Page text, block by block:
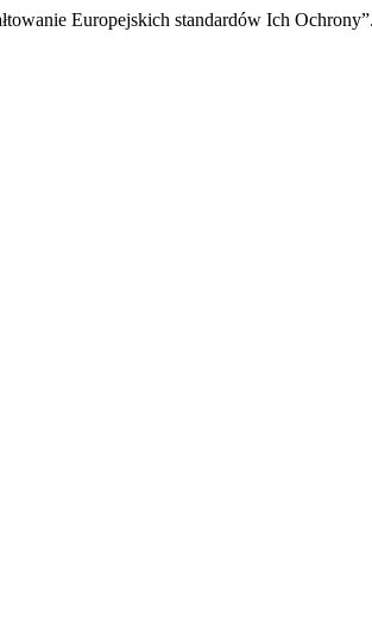
Europejskich standardów Ich Ochrony”.